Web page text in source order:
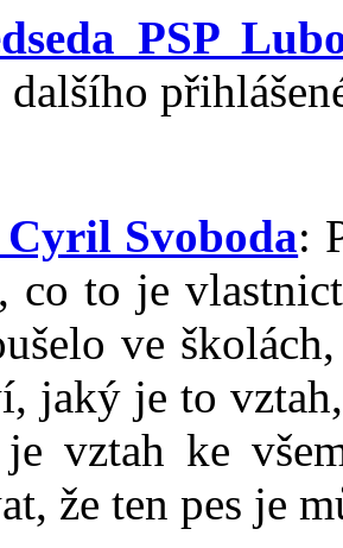
PSP
dalšího
Cyril Svoboda:
co to je
ve
jaký je to
vztah ke
že ten pes je